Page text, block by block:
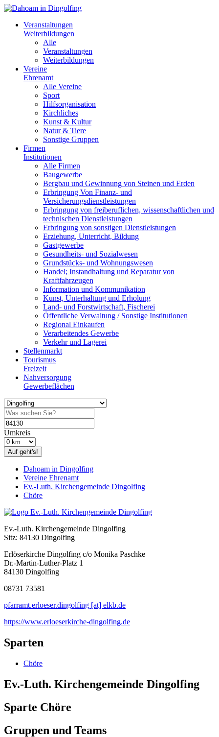
Veranstaltungen
Weiterbildungen
Alle
Veranstaltungen
Weiterbildungen
Vereine
Ehrenamt
Alle Vereine
Sport
Hilfsorganisation
Kirchliches
Kunst & Kultur
Natur & Tiere
Sonstige Gruppen
Firmen
Institutionen
Alle Firmen
Baugewerbe
Bergbau und Gewinnung von Steinen und Erden
Erbringung Von Finanz- und
Versicherungsdienstleistungen
Erbringung von freiberuflichen, wissenschaftlichen und
technischen Dienstleistungen
Erbringung von sonstigen Dienstleistungen
Erziehung, Unterricht, Bildung
Gastgewerbe
Gesundheits- und Sozialwesen
Grundstücks- und Wohnungswesen
Handel; Instandhaltung und Reparatur von
Kraftfahrzeugen
Information und Kommunikation
Kunst, Unterhaltung und Erholung
Land- und Forstwirtschaft, Fischerei
Öffentliche Verwaltung / Sonstige Institutionen
Regional Einkaufen
Verarbeitendes Gewerbe
Verkehr und Lagerei
Stellenmarkt
Tourismus
Freizeit
Nahversorgung
Gewerbeflächen
Umkreis
Auf geht's!
Dahoam in Dingolfing
Vereine Ehrenamt
Ev.-Luth. Kirchengemeinde Dingolfing
Chöre
Ev.-Luth. Kirchengemeinde Dingolfing
Sitz: 84130 Dingolfing
Erlöserkirche Dingolfing c/o Monika Paschke
Dr.-Martin-Luther-Platz 1
84130 Dingolfing
08731 73581
pfarramt.erloeser.dingolfing [at] elkb.de
https://www.erloeserkirche-dingolfing.de
Sparten
Chöre
Ev.-Luth. Kirchengemeinde Dingolfing
Sparte Chöre
Gruppen und Teams